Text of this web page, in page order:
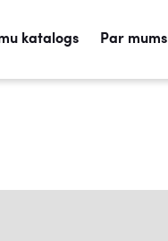
katalogs Par mums